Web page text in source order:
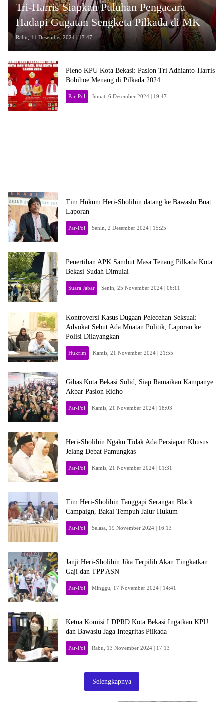
Tri-Harris Siapkan Puluhan Pengacara
Hadapi Gugatan Sengketa Pilkada di MK
Rabu, 11 Desember 2024 | 17:47
Pleno KPU Kota Bekasi: Paslon Tri Adhianto-Harris
Bobihoe Menang di Pilkada 2024
Par-Pol Jumat, 6 Desember 2024 | 19:47
Tim Hukum Heri-Sholihin datang ke Bawaslu Buat
Laporan
Par-Pol Senin, 2 Desember 2024 | 15:25
Penertiban APK Sambut Masa Tenang Pilkada Kota
Bekasi Sudah Dimulai
Suara Jabar Senin, 25 November 2024 | 06:11
Kontroversi Kasus Dugaan Pelecehan Seksual:
Advokat Sebut Ada Muatan Politik, Laporan ke
Polisi Dilayangkan
Hukrim Kamis, 21 November 2024 | 21:55
Gibas Kota Bekasi Solid, Siap Ramaikan Kampanye
Akbar Paslon Ridho
Par-Pol Kamis, 21 November 2024 | 18:03
Heri-Sholihin Ngaku Tidak Ada Persiapan Khusus
Jelang Debat Pamungkas
Par-Pol Kamis, 21 November 2024 | 01:31
Tim Heri-Sholihin Tanggapi Serangan Black
Campaign, Bakal Tempuh Jalur Hukum
Par-Pol Selasa, 19 November 2024 | 16:13
Janji Heri-Sholihin Jika Terpilih Akan Tingkatkan
Gaji dan TPP ASN
Par-Pol Minggu, 17 November 2024 | 14:41
Ketua Komisi I DPRD Kota Bekasi Ingatkan KPU
dan Bawaslu Jaga Integritas Pilkada
Par-Pol Rabu, 13 November 2024 | 17:13
Selengkapnya